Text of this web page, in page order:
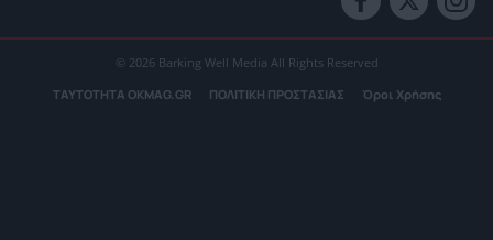
© 2026 Barking Well Media All Rights Reserved
ΤΑΥΤΟΤΗΤΑ OKMAG.GR ΠΟΛΙΤΙΚΗ ΠΡΟΣΤΑΣΙΑΣ Όροι Χρήσης